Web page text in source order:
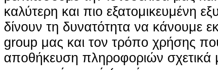
καλύτερη και πιο εξατομικευμένη
δίνουν τη δυνατότητα να κάνουμε
group μας και τον τρόπο χρήσης
αποθήκευση πληροφοριών σχετικά